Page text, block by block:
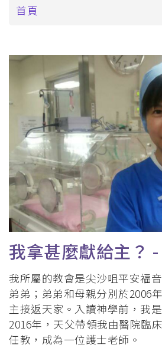
導
連
結
首頁
我拿甚麼獻給主？
我所屬的教會是尖沙咀平安福
弟弟；弟弟和母親分別於2006
主接返天家。入讀神學前，我
2016年，天父帶領我由醫院臨
任教，成為一位護士老師。